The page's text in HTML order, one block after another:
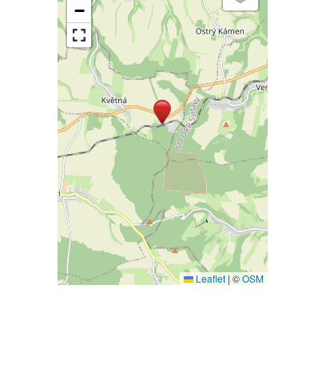
−
Leaflet | ©OSM